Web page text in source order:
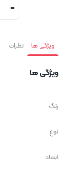
-
ویژگی ها نظرات
ویژگی ها
رنگ
نوع
ابعاد